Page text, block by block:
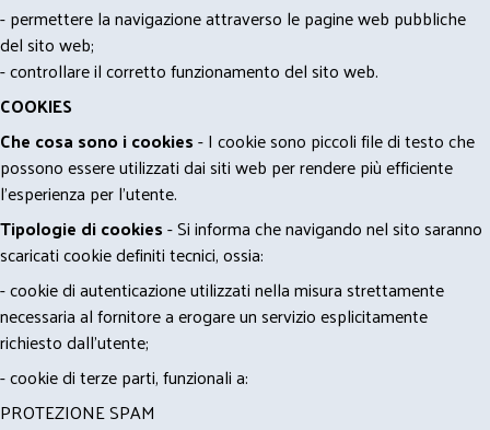
- permettere la navigazione attraverso le pagine web pubbliche
del sito web;
- controllare il corretto funzionamento del sito web.
COOKIES
Che cosa sono i cookies- I cookie sono piccoli file di testo che
possono essere utilizzati dai siti web per rendere più efficiente
l'esperienza per l'utente.
Tipologie di cookies- Si informa che navigando nel sito saranno
scaricati cookie definiti tecnici, ossia:
- cookie di autenticazione utilizzati nella misura strettamente
necessaria al fornitore a erogare un servizio esplicitamente
richiesto dall'utente;
- cookie di terze parti, funzionali a:
PROTEZIONE SPAM